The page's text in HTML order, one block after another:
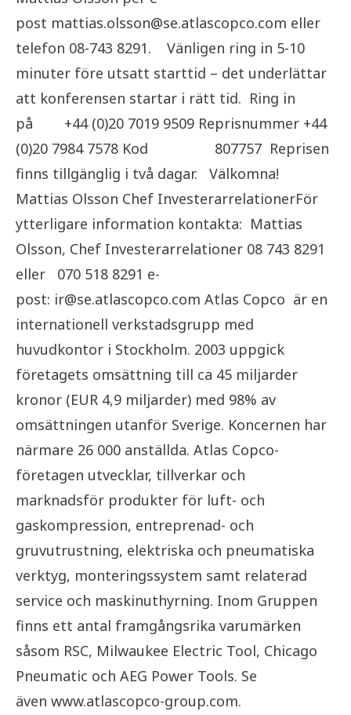
post mattias.olsson@se.atlascopco.com eller
telefon 08-743 8291. Vänligen ring in 5-10
minuter före utsatt starttid – det underlättar
att konferensen startar i rätt tid. Ring in
på +44 (0)20 7019 9509 Reprisnummer +44
(0)20 7984 7578 Kod 807757 Reprisen
finns tillgänglig i två dagar. Välkomna!
Mattias Olsson Chef InvesterarrelationerFör
ytterligare information kontakta: Mattias
Olsson, Chef Investerarrelationer 08 743 8291
eller 070 518 8291 e-
post: ir@se.atlascopco.com Atlas Copco är en
internationell verkstadsgrupp med
huvudkontor i Stockholm. 2003 uppgick
företagets omsättning till ca 45 miljarder
kronor (EUR 4,9 miljarder) med 98% av
omsättningen utanför Sverige. Koncernen har
närmare 26 000 anställda. Atlas Copco-
företagen utvecklar, tillverkar och
marknadsför produkter för luft- och
gaskompression, entreprenad- och
gruvutrustning, elektriska och pneumatiska
verktyg, monteringssystem samt relaterad
service och maskinuthyrning. Inom Gruppen
finns ett antal framgångsrika varumärken
såsom RSC, Milwaukee Electric Tool, Chicago
Pneumatic och AEG Power Tools. Se
även www.atlascopco-group.com.